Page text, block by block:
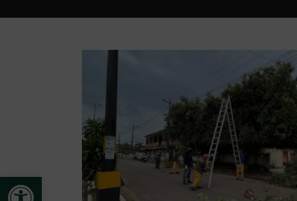
Open toolbar